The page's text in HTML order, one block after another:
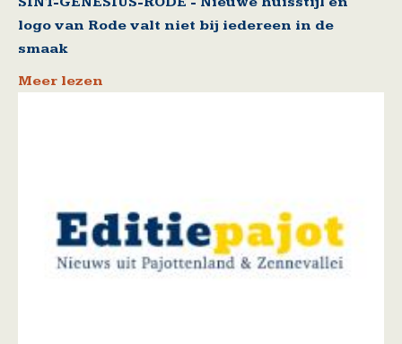
logo van Rode valt niet bij iedereen in de
smaak
Meer lezen